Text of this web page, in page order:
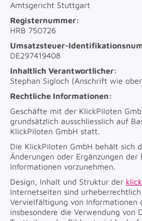
Amtsgericht Stuttgart
Registernummer:
HRB 750726
Umsatzsteuer-
DE297419408
Inhaltlich Verantwortlicher:
Stephan Sigloch (Anschrift wie
Rechtliche Informationen:
Geschäfte mit der KlickPiloten
grundsätzlich ausschliesslich auf
KlickPiloten GmbH statt.
Die KlickPiloten GmbH behält sich
Änderungen oder Ergänzungen
Informationen vorzunehmen.
Design, Inhalt und Struktur der
Internetseiten sind
Vervielfältigung von Informationen
insbesondere die Verwendung von